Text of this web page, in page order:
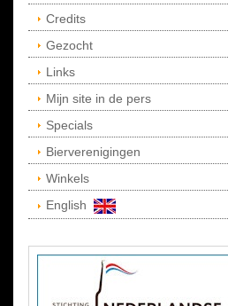
Credits
Gezocht
Links
Mijn site in de pers
Specials
Bierverenigingen
Winkels
English